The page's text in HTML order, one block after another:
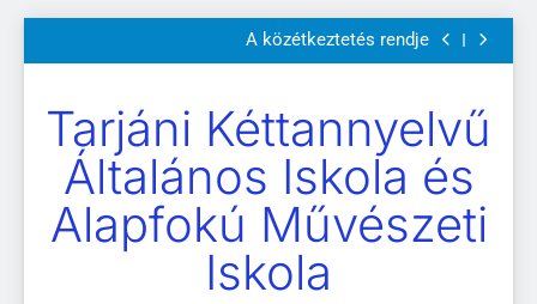
a
Szülői értekezletek 2026. május 04-14.
A közétkeztetés rendje
Kötelező és ajánlott olvasmányok
Szülői értekezletek 2026. május 04-14.
A közétkeztetés rendje
Kötelező és ajánlott olvasmányok
A Mi Világunk!
Tarjáni Kéttannyelvű
Általános Iskola és
Alapfokú Művészeti
Iskola